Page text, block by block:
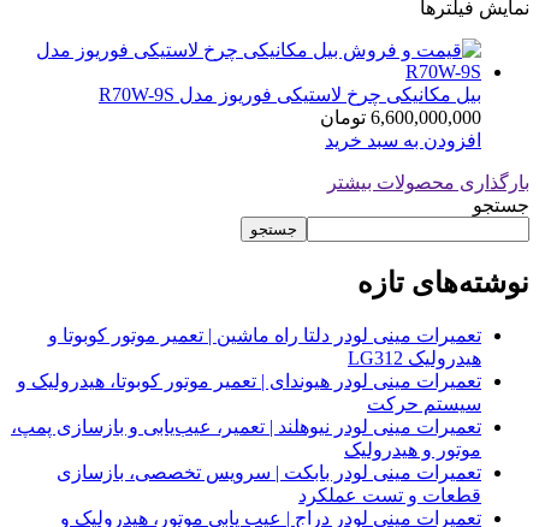
نمایش فیلترها
بیل مکانیکی چرخ لاستیکی فوریوز مدل R70W-9S
6,600,000,000 تومان
افزودن به سبد خرید
بارگذاری محصولات بیشتر
جستجو
جستجو
نوشته‌های تازه
تعمیرات مینی لودر دلتا راه ماشین | تعمیر موتور کوبوتا و
هیدرولیک LG312
تعمیرات مینی لودر هیوندای | تعمیر موتور کوبوتا، هیدرولیک و
سیستم حرکت
تعمیرات مینی لودر نیوهلند | تعمیر، عیب‌یابی و بازسازی پمپ،
موتور و هیدرولیک
تعمیرات مینی لودر بابکت | سرویس تخصصی، بازسازی
قطعات و تست عملکرد
تعمیرات مینی لودر دراج | عیب یابی موتور، هیدرولیک و